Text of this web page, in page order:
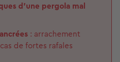
d'une pergola mal
: arrachement
de fortes rafales